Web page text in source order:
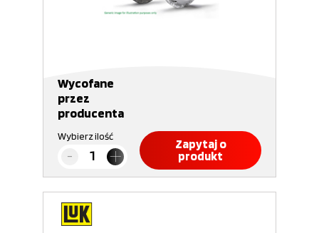
Wycofane
przez
producenta
Wybierz ilość
Zapytaj o
produkt